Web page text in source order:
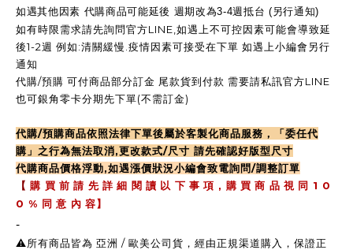
如遇其他因素 代購商品可能延後 週期改為3-4週抵台 (另行通知)
如有時限需求請先詢問官方LINE,如遇上不可控因素可能會導致延
後1-2週 例如:清關緩慢.疫情因素可接受在下單 如遇上小編會另行
通知
代購/預購 可付商品部分訂金 尾款貨到付款 需要請私訊官方LINE
也可銀角零卡分期先下單(不需訂金)
代購/預購商品依照法律下單後屬於客製化商品服務，「委任代
購」之行為無法取消,更改款式/尺寸 請先確認好版型尺寸
代購商品價格浮動,如遇漲價狀況小編會致電詢問/調整訂單
【 購 買 前 請 先 詳 細 閱 讀 以 下 事 項 , 購 買 商 品 視 同 1 0
0 % 同 意 內 容】
-
⚠️所有商品皆為 亞洲 / 歐美公司貨，經由正規渠道購入，保證正